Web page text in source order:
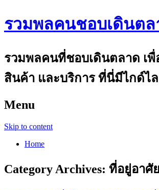
รวมพลคนชอบเดินตล
รวมพลคนที่ชอบเดินตลาด เ
สินค้า และบริการ ที่นี่มีไกด์ไ
Menu
Skip to content
Home
Category Archives: ที่อยู่อาศัย